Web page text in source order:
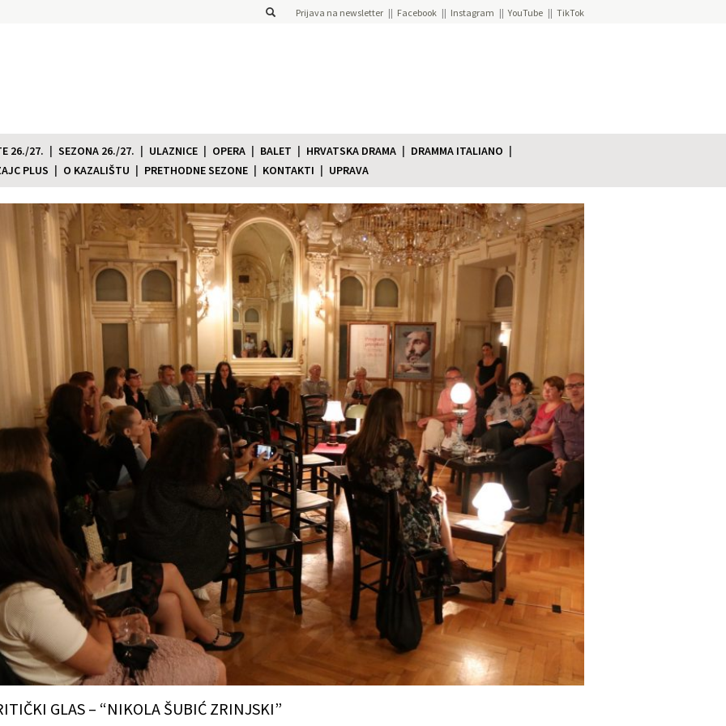
Prijava na newsletter Facebook Instagram YouTube TikTok
26./27. SEZONA 26./27. ULAZNICE OPERA BALET HRVATSKA DRAMA
DRAMMA ITALIANO
PLUS
O KAZALIŠTU PRETHODNE SEZONE KONTAKTI UPRAVA
GLAS – “NIKOLA ŠUBIĆ ZRINJSKI”